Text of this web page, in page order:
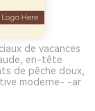
de vacances
en-tête
de pêche doux,
moderne- -ar